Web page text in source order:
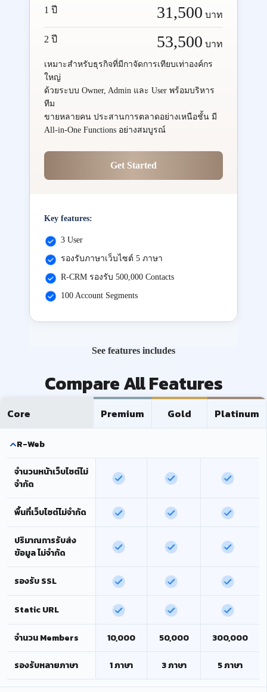
1 ปี 31,500 บาท
2 ปี 53,500 บาท
เหมาะสำหรับธุรกิจที่มีกาจัดการเทียบเท่าองค์กร
ใหญ่
ด้วยระบบ Owner, Admin และ User พร้อมบริหาร
ทีม
ขายหลายคน ประสานการตลาดอย่างเหนือชั้น มี
All-in-One Functions อย่างสมบูรณ์
Get Started
Key features:
3 User
รองรับภาษาเว็บไซต์ 5 ภาษา
R-CRM รองรับ 500,000 Contacts
100 Account Segments
See features includes
Compare All Features
Core Premium Gold Platinum
R-Web
จำนวนหน้าเว็บไซต์ไม่
จำกัด
พื้นที่เว็บไซต์ไม่จำกัด
ปริมาณการรับส่ง
ข้อมูล ไม่จำกัด
รองรับ SSL
Static URL
จำนวน Members 10,000 50,000 300,000
รองรับหลายภาษา 1 ภาษา 3 ภาษา 5 ภาษา